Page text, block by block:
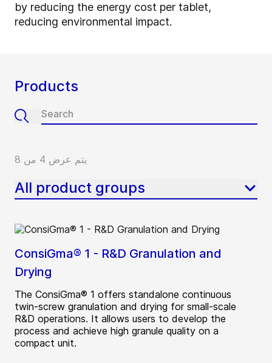
by reducing the energy cost per tablet,
reducing environmental impact.
Products
يتم عرض 4 من 8
All product groups
ConsiGma® 1 - R&D Granulation and
Drying
The ConsiGma® 1 offers standalone continuous
twin-screw granulation and drying for small-scale
R&D operations. It allows users to develop the
process and achieve high granule quality on a
compact unit.